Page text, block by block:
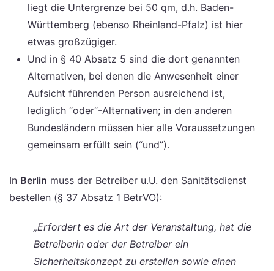
liegt die Untergrenze bei 50 qm, d.h. Baden-
Württemberg (ebenso Rheinland-Pfalz) ist hier
etwas großzügiger.
Und in § 40 Absatz 5 sind die dort genannten
Alternativen, bei denen die Anwesenheit einer
Aufsicht führenden Person ausreichend ist,
lediglich “oder“-Alternativen; in den anderen
Bundesländern müssen hier alle Voraussetzungen
gemeinsam erfüllt sein (“und”).
In Berlin muss der Betreiber u.U. den Sanitätsdienst
bestellen (§ 37 Absatz 1 BetrVO):
„Erfordert es die Art der Veranstaltung, hat die
Betreiberin oder der Betreiber ein
Sicherheitskonzept zu erstellen sowie einen